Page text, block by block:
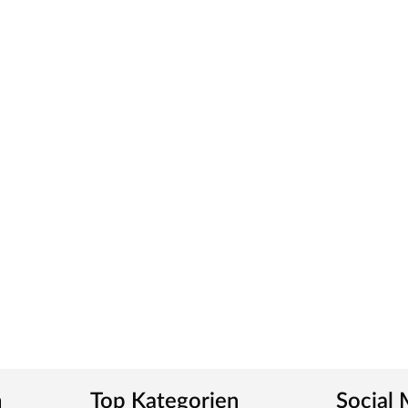
somit sehr robust und verleiht der Tür ein
Top Kategorien Social